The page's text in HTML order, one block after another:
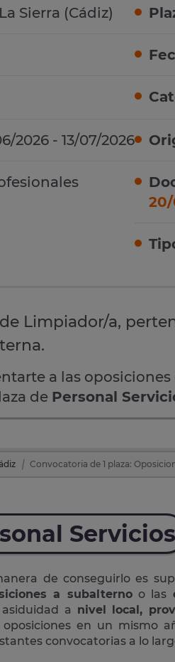
Sierra (Cádiz)
2026 - 13/07/2026
de Limpiador/a,
a las oposiciones
de Personal
Convocatoria de 1 plaza:
Servicios
de conseguirlo es
a subalternoo las
a nivel local,
en un mismo
convocatorias a lo